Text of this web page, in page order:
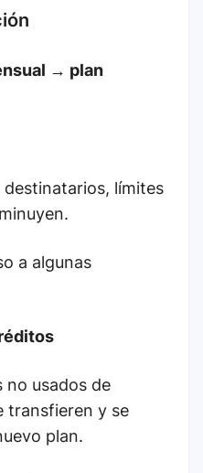
→ plan
límites
a algunas
no usados de
transfieren y se
plan.